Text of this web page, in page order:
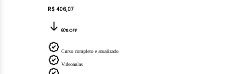
R$ 406,07
60% OFF
Curso completo e atualizado
Videoaulas